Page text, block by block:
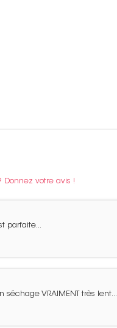
votre avis !
parfaite...
séchage VRAIMENT très lent...